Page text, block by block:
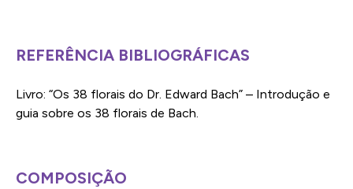
REFERÊNCIA BIBLIOGRÁFICAS
Livro: “Os 38 florais do Dr. Edward Bach” – Introdução e
guia sobre os 38 florais de Bach.
COMPOSIÇÃO